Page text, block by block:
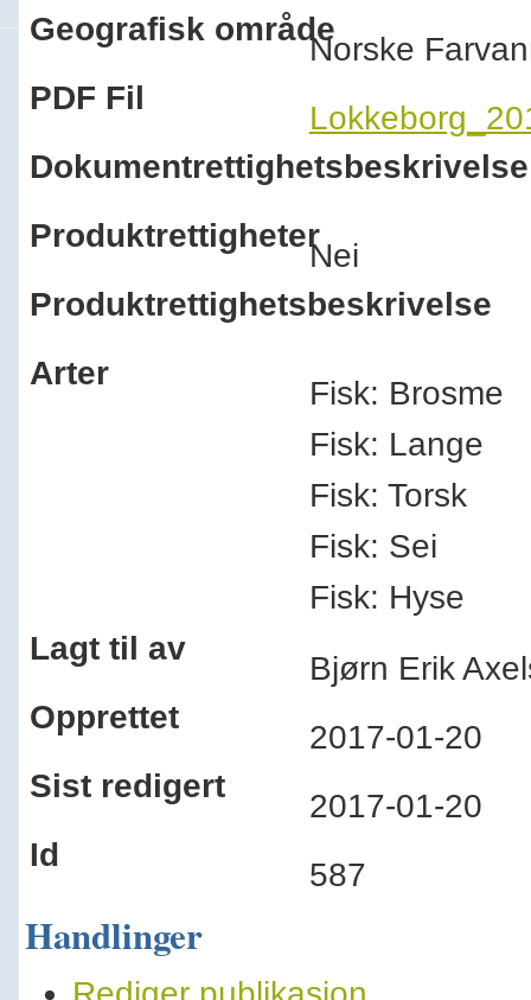
Geografisk område
Norske
PDF Fil
Dokumentrettighetsbeskrivelse
Produktrettigheter
Nei
Produktrettighetsbeskrivelse
Arter
Fisk: Brosme
Fisk: Lange
Fisk: Torsk
Fisk: Sei
Fisk: Hyse
Lagt til av
Bjørn Erik
Opprettet
2017-01-20
Sist redigert
2017-01-20
Id
587
Handlinger